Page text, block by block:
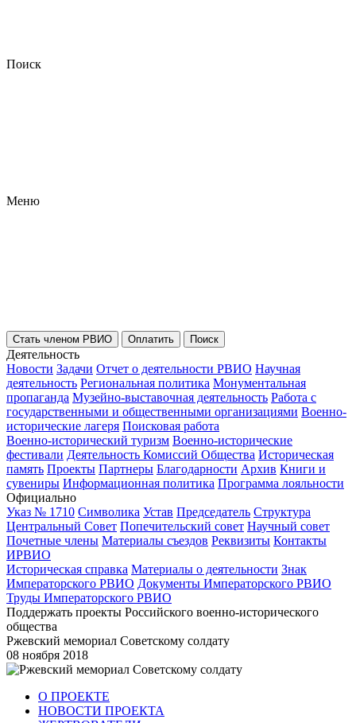
Поиск
Меню
Стать членом РВИО Оплатить Поиск
Деятельность
Новости Задачи Отчет о деятельности РВИО Научная
деятельность Региональная политика Монументальная
пропаганда Музейно-выставочная деятельность Работа с
государственными и общественными организациями Военно-
исторические лагеря Поисковая работа
Военно-исторический туризм Военно-исторические
фестивали Деятельность Комиссий Общества Историческая
память Проекты Партнеры Благодарности Архив Книги и
сувениры Информационная политика Программа лояльности
Официально
Указ № 1710 Символика Устав Председатель Структура
Центральный Совет Попечительский совет Научный совет
Почетные члены Материалы съездов Реквизиты Контакты
ИРВИО
Историческая справка Материалы о деятельности Знак
Императорского РВИО Документы Императорского РВИО
Труды Императорского РВИО
Поддержать проекты Российского военно-исторического
общества
Ржевский мемориал Советскому солдату
08 ноября 2018
О ПРОЕКТЕ
НОВОСТИ ПРОЕКТА